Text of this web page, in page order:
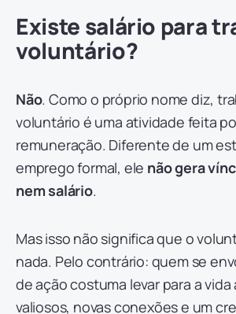
Existe salário para
voluntário?
Não. Como o próprio nome diz,
voluntário é uma atividade feita
remuneração. Diferente de um
emprego formal, ele não gera
nem salário.
Mas isso não significa que o
nada. Pelo contrário: quem se
de ação costuma levar para a
valiosos, novas conexões e um